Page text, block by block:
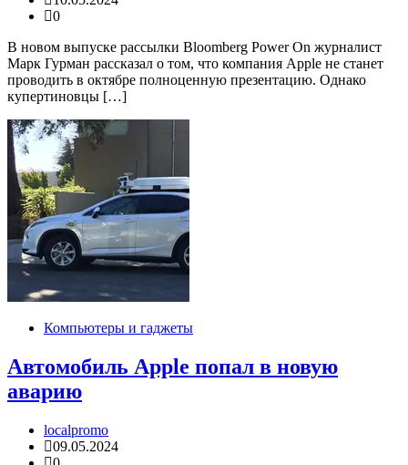
0
В новом выпуске рассылки Bloomberg Power On журналист
Марк Гурман рассказал о том, что компания Apple не станет
проводить в октябре полноценную презентацию. Однако
купертиновцы […]
Компьютеры и гаджеты
Автомобиль Apple попал в новую
аварию
localpromo
09.05.2024